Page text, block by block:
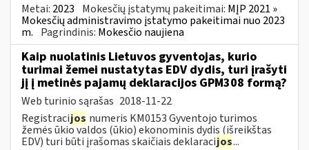
Metai: 2023 Mokesčių įstatymų pakeitimai: MĮP 2021 »
Mokesčių administravimo įstatymo pakeitimai nuo 2023
m. Pagrindinis: Mokesčio naujiena
Kaip nuolatinis Lietuvos gyventojas, kurio
turimai žemei nustatytas EDV dydis, turi įrašyti
jį į metinės pajamų deklaracijos GPM308 formą?
Web turinio sąrašas 2018-11-22
Registracijos numeris KM0153 Gyventojo turimos
žemės ūkio valdos (ūkio) ekonominis dydis (išreikštas
EDV) turi būti įrašomas skaičiais deklaracijos...